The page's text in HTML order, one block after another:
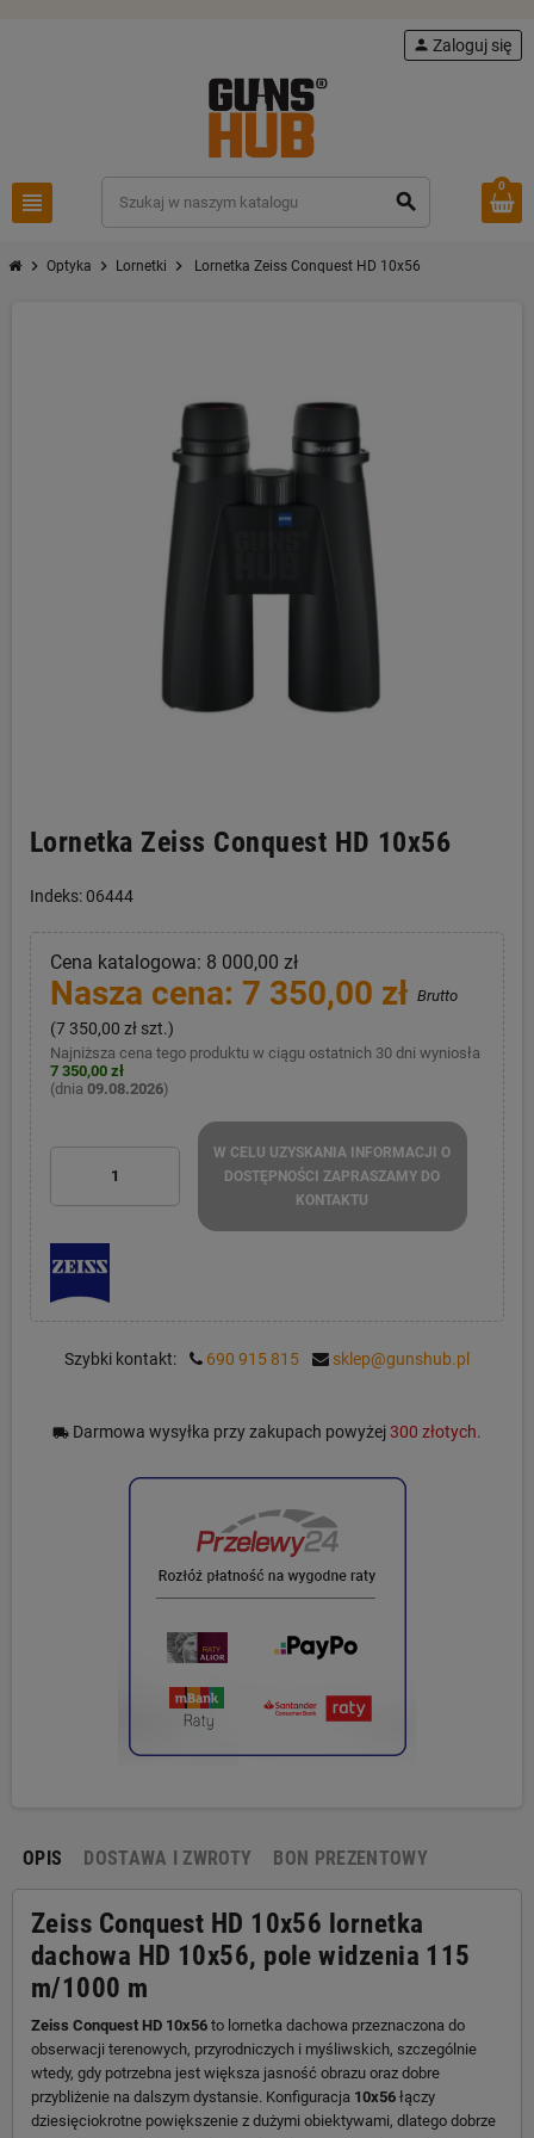
view_headline search
person Zaloguj się
0
chevron_right Optyka chevron_right Lornetki chevron_right Lornetka Zeiss Conquest HD 10x56
Lornetka Zeiss Conquest HD 10x56
Indeks: 06444
Cena katalogowa: 8 000,00 zł
Nasza cena: 7 350,00 zł Brutto
(7 350,00 zł szt.)
Najniższa cena tego produktu w ciągu ostatnich 30 dni wyniosła
7 350,00 zł
(dnia 09.08.2026)
W CELU UZYSKANIA INFORMACJI O
DOSTĘPNOŚCI ZAPRASZAMY DO
KONTAKTU
Szybki kontakt: 690 915 815 sklep@gunshub.pl
local_shipping Darmowa wysyłka przy zakupach powyżej300 złotych.
OPIS DOSTAWA I ZWROTY BON PREZENTOWY
Zeiss Conquest HD 10x56 lornetka
dachowa HD 10x56, pole widzenia 115
m/1000 m
Zeiss Conquest HD 10x56 to lornetka dachowa przeznaczona do
obserwacji terenowych, przyrodniczych i myśliwskich, szczególnie
wtedy, gdy potrzebna jest większa jasność obrazu oraz dobre
przybliżenie na dalszym dystansie. Konfiguracja 10x56 łączy
dziesięciokrotne powiększenie z dużymi obiektywami, dlatego dobrze